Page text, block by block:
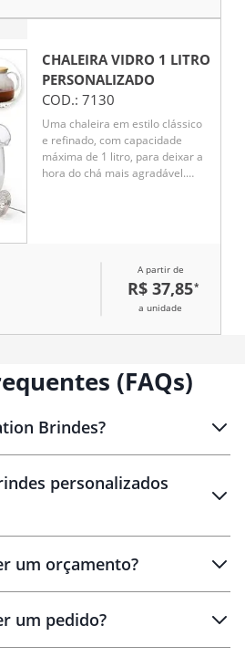
CHALEIRA VIDRO 1 LITRO
PERSONALIZADO
COD.: 7130
Uma chaleira em estilo clássico
e refinado, com capacidade
máxima de 1 litro, para deixar a
hora do chá mais agradável.
temperatura sem danificar, é
fácil de limpar e não absorve
odores, sabores ou manchas,
e aroma de cada infusão. Ela
vedação em silicone para
conservar a temperatura quente
Acompanha filtro para bico em
alumínio.
A partir de
R$ 37,85*
a unidade
(FAQs)
Brindes?
personalizados
personalizados
um orçamento?
um pedido?